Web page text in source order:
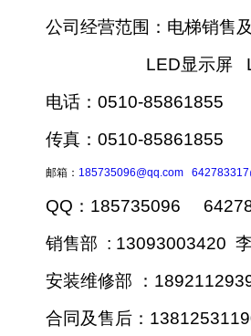
公司经营范围：电梯销
LED显示屏 LED
电话：0510-85861855
传真：0510-85861855
邮箱： 185735096@qq.com
QQ：185735096
销售部 : 13093003420
安装维修部 ：
合同及售后：